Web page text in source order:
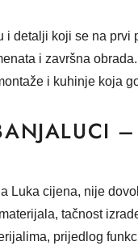
detalji koji se na
i završna
i kuhinje koja
Luka cijena, nije
tačnost
prijedlog